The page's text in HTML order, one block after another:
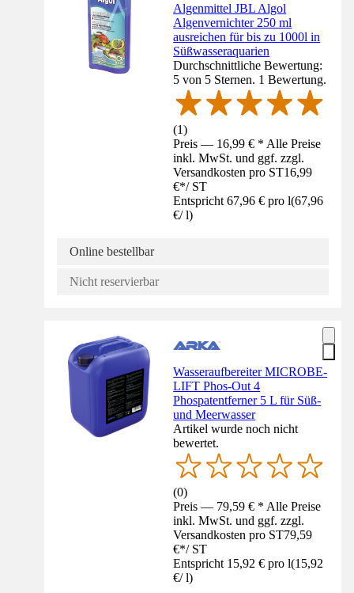
Algenmittel JBL Algol
Algenvernichter 250 ml
ausreichen für bis zu 1000l in
Süßwasseraquarien
Durchschnittliche Bewertung:
5 von 5 Sternen. 1 Bewertung.
(1)
Preis — 16,99 € * Alle Preise
inkl. MwSt. und ggf. zzgl.
Versandkosten pro ST16,99
€*/ ST
Entspricht 67,96 € pro l(67,96
€/ l)
Online bestellbar
Nicht reservierbar
Wasseraufbereiter MICROBE-
LIFT Phos-Out 4
Phospatentferner 5 L für Süß-
und Meerwasser
Artikel wurde noch nicht
bewertet.
(0)
Preis — 79,59 € * Alle Preise
inkl. MwSt. und ggf. zzgl.
Versandkosten pro ST79,59
€*/ ST
Entspricht 15,92 € pro l(15,92
€/ l)